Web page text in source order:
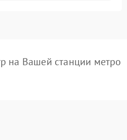
на Вашей станции метро